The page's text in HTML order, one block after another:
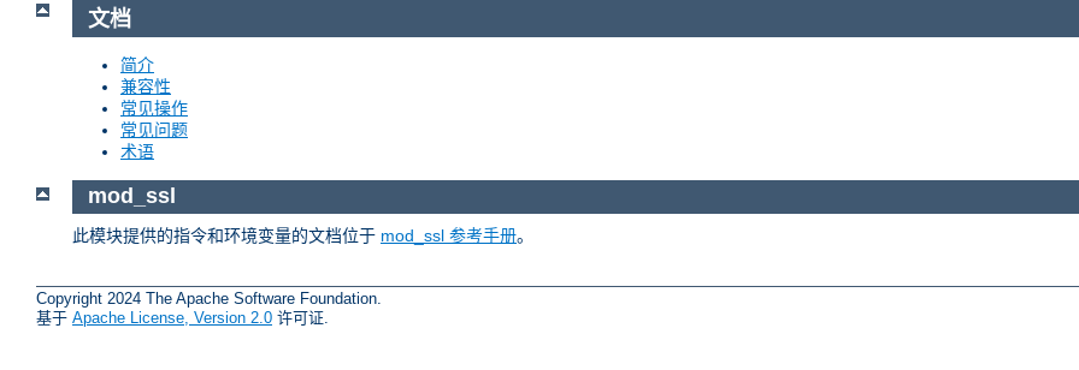
文档
简介
兼容性
常见操作
常见问题
术语
mod_ssl
此模块提供的指令和环境变量的文档位于 mod_ssl 参考手册。
Copyright 2024 The Apache Software Foundation.
基于 Apache License, Version 2.0 许可证.